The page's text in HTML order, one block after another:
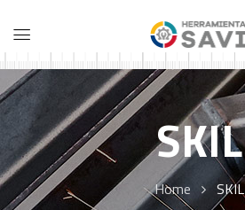
SKIL
Home SKIL